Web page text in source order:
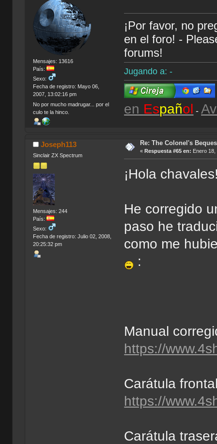
Mensajes: 13616
País:
Sexo:
Fecha de registro: Mayo 06,
2007, 13:02:16 pm
No por mucho madrugar... por el
culo te la hinco.
¡Por favor, no
en el foro! -
forums!
Jugando a: -
en Español -
Joseph113
Sinclair ZX Spectrum
Mensajes: 244
País:
Sexo:
Fecha de registro: Julio 02, 2008,
20:25:32 pm
Re: The Colonel's
« Respuesta #65 en: Enero
¡Hola
He corregido
paso he
como me
:
Manual
https://
Carátula
https://
Carátula